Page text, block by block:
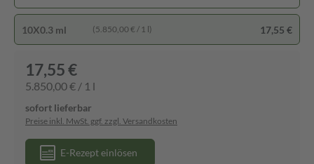
10X0.3 ml (5.850,00 € / 1 l) 17,55 €
17,55 €
5.850,00 € / 1 l
sofort lieferbar
Preise inkl. MwSt. ggf. zzgl. Versandkosten
E-Rezept einlösen